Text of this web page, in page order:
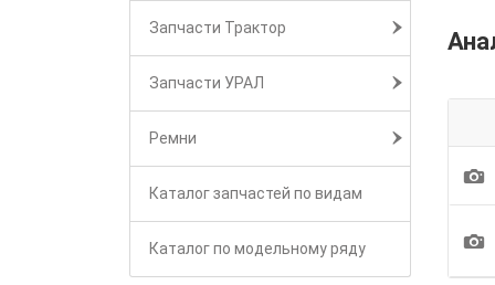
Запчасти Трактор
Запчасти УРАЛ
Ремни
Каталог запчастей по видам
Каталог по модельному ряду
1
1